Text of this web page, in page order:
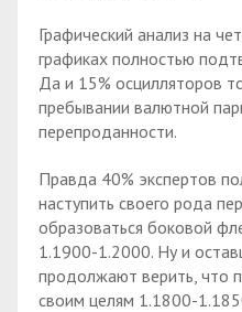
Графический анализ на
графиках полностью
Да и 15% осцилляторов
пребывании валютной
перепроданности.
Правда 40% экспертов
наступить своего рода
образоваться боковой
1.1900-1.2000. Ну и
продолжают верить, что
своим целям 1.1800-